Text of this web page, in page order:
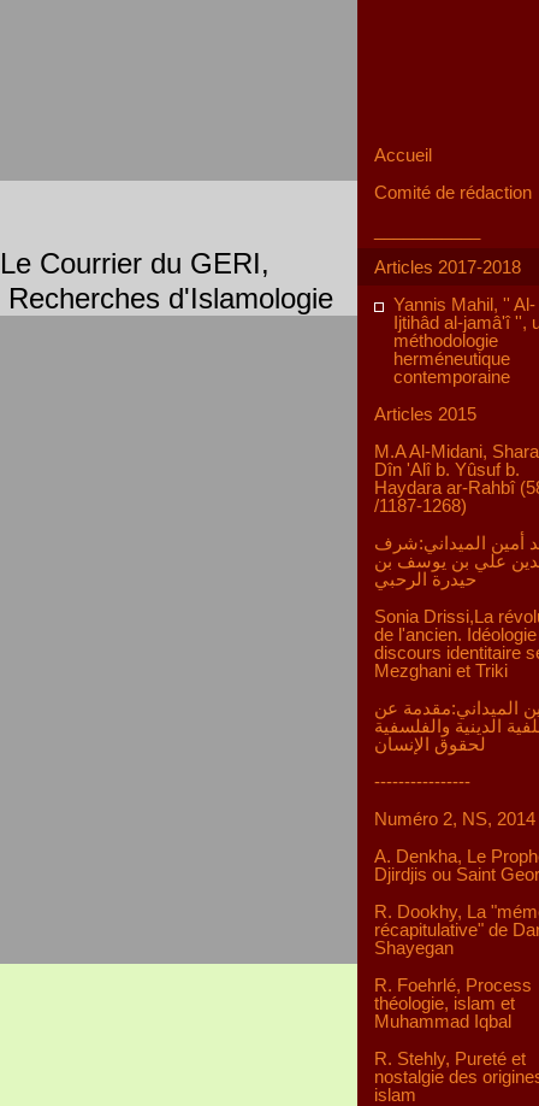
Le Courrier du GERI,
Recherches d'Islamologie
Accueil
Comité de rédaction
Articles 2017-2018
Yannis Mahil, '' Al-
Ijtihâd al-jamâ'î '',
méthodologie
herméneutique
contemporaine
Articles 2015
M.A Al-Midani,
Dîn 'Alî b. Yûsuf b.
Haydara ar-Rahbî
/1187-1268)
أمين الميداني:شرف
علي بن يوسف بن
حيدرة الرحبي
Sonia Drissi,La
de l'ancien.
discours identitaire
Mezghani et Triki
الميداني:مقدمة عن
الدينية والفلسفية
لحقوق الإنسان
----------------
Numéro 2, NS, 2014
A. Denkha, Le
Djirdjis ou Saint
R. Dookhy, La
récapitulative" de
Shayegan
R. Foehrlé, Process
théologie, islam et
Muhammad Iqbal
R. Stehly, Pureté et
nostalgie des
islam